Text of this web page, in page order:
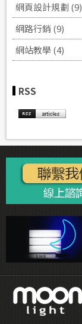
網頁設計規劃 (9)
網路行銷 (9)
網站教學 (4)
RSS